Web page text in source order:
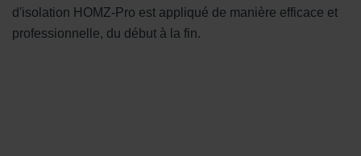
d'isolation HOMZ-Pro est appliqué de manière efficace et
professionnelle, du début à la fin.